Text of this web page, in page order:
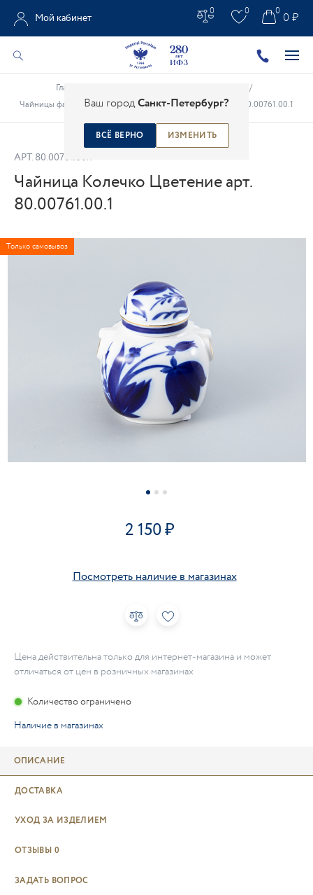
Ваш городСанкт-Петербург?
ВСЁ ВЕРНО ИЗМЕНИТЬ
Мой кабинет
0 0 0 ₽
0
Главная
/
Чайницы фарфоровые
/ Чайница Колечко Цветение арт. 80.00761.00.1
АРТ. 80.00761.00.1
Чайница Колечко Цветение арт.
80.00761.00.1
Только самовывоз
2 150
Посмотреть наличие в магазинах
Цена действительна только для интернет-магазина и может
отличаться от цен в розничных магазинах
Количество ограничено
Наличие в магазинах
ОПИСАНИЕ
ДОСТАВКА
УХОД ЗА ИЗДЕЛИЕМ
ОТЗЫВЫ 0
ЗАДАТЬ ВОПРОС